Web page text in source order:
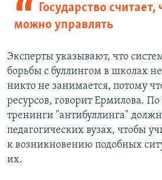
Государство
можно управлять
Эксперты указывают, что
борьбы с буллингом в школах
никто не занимается, потому
ресурсов, говорит Ермилова.
тренинги "антибуллинга"
педагогических вузах, чтобы
к возникновению подобных
их.